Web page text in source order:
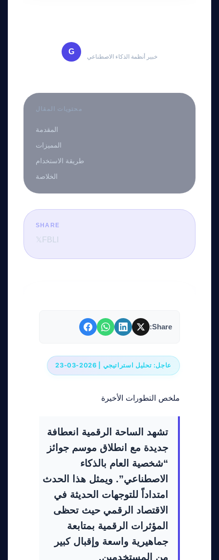
G
خبير أنظمة الذكاء الاصطناعي
محتويات المقال
المقدمة
المميزات
طريقة الاستخدام
الخلاصة
SHARE
𝕏 FB
Share:
عاجل: تحليل استراتيجي | 2026-03-23
ملخص التطورات الأخيرة
تشهد الساحة الرقمية انعطافة
جديدة مع انطلاق موسم جوائز
“شخصية العام بالذكاء
الاصطناعي”. ويمثل هذا الحدث
امتداداً للتوجهات الحديثة في
الاقتصاد الرقمي حيث تحظى
المؤثرات الرقمية بمتابعة
جماهيرية واسعة وإقبال كبير
من المستخدمين.